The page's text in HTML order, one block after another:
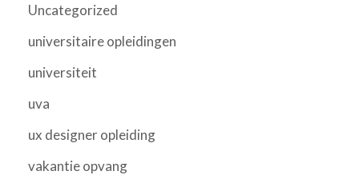
Uncategorized
universitaire opleidingen
universiteit
uva
ux designer opleiding
vakantie opvang